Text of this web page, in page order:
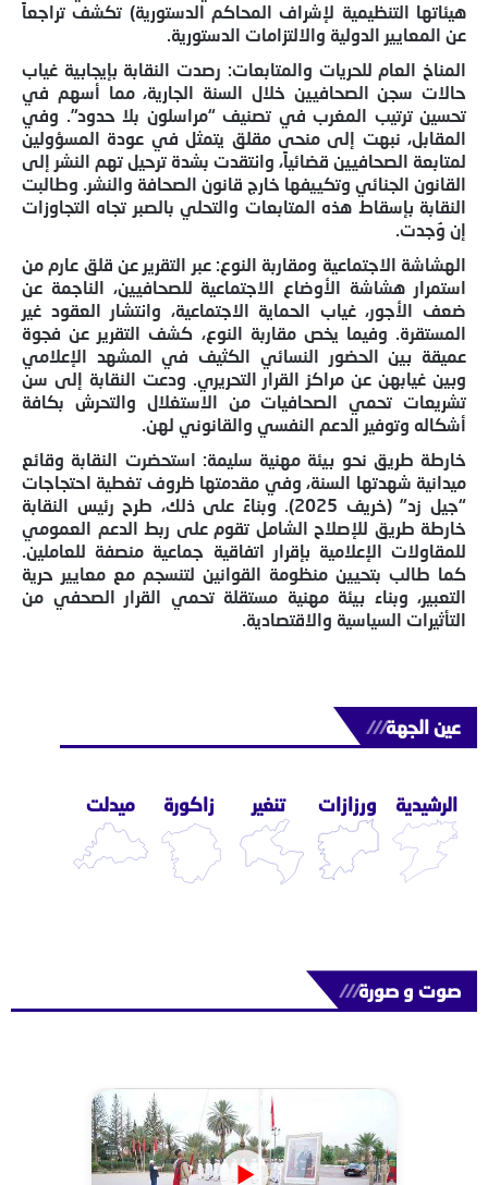
هيئاتها التنظيمية لإشراف المحاكم الدستورية) تكشف تراجعاً
عن المعايير الدولية والالتزامات الدستورية.
المناخ العام للحريات والمتابعات: رصدت النقابة بإيجابية غياب
حالات سجن الصحافيين خلال السنة الجارية، مما أسهم في
تحسين ترتيب المغرب في تصنيف “مراسلون بلا حدود”. وفي
المقابل، نبهت إلى منحى مقلق يتمثل في عودة المسؤولين
لمتابعة الصحافيين قضائياً، وانتقدت بشدة ترحيل تهم النشر إلى
القانون الجنائي وتكييفها خارج قانون الصحافة والنشر. وطالبت
النقابة بإسقاط هذه المتابعات والتحلي بالصبر تجاه التجاوزات
إن وُجدت.
الهشاشة الاجتماعية ومقاربة النوع: عبر التقرير عن قلق عارم من
استمرار هشاشة الأوضاع الاجتماعية للصحافيين، الناجمة عن
ضعف الأجور، غياب الحماية الاجتماعية، وانتشار العقود غير
المستقرة. وفيما يخص مقاربة النوع، كشف التقرير عن فجوة
عميقة بين الحضور النسائي الكثيف في المشهد الإعلامي
وبين غيابهن عن مراكز القرار التحريري. ودعت النقابة إلى سن
تشريعات تحمي الصحافيات من الاستغلال والتحرش بكافة
أشكاله وتوفير الدعم النفسي والقانوني لهن.
خارطة طريق نحو بيئة مهنية سليمة: استحضرت النقابة وقائع
ميدانية شهدتها السنة، وفي مقدمتها ظروف تغطية احتجاجات
“جيل زد” (خريف 2025). وبناءً على ذلك، طرح رئيس النقابة
خارطة طريق للإصلاح الشامل تقوم على ربط الدعم العمومي
للمقاولات الإعلامية بإقرار اتفاقية جماعية منصفة للعاملين.
كما طالب بتحيين منظومة القوانين لتنسجم مع معايير حرية
التعبير، وبناء بيئة مهنية مستقلة تحمي القرار الصحفي من
التأثيرات السياسية والاقتصادية.
عين الجهة///
الرشيدية ورزازات تنغير زاكورة ميدلت
صوت و صورة///